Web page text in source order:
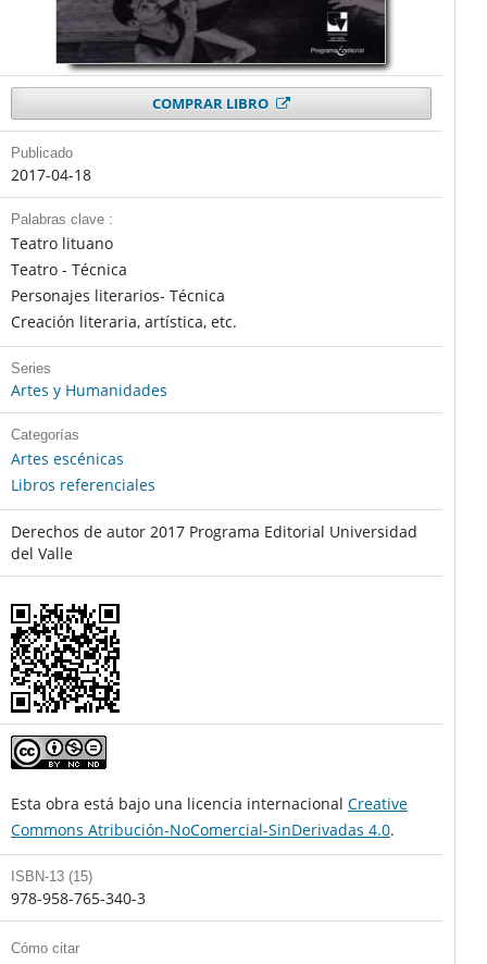
COMPRAR LIBRO
Publicado
2017-04-18
Palabras clave :
Teatro lituano
Teatro - Técnica
Personajes literarios- Técnica
Creación literaria, artística, etc.
Series
Artes y Humanidades
Categorías
Artes escénicas
Libros referenciales
Derechos de autor 2017 Programa Editorial Universidad
del Valle
Esta obra está bajo una licencia internacional Creative
Commons Atribución-NoComercial-SinDerivadas 4.0.
ISBN-13 (15)
978-958-765-340-3
Cómo citar